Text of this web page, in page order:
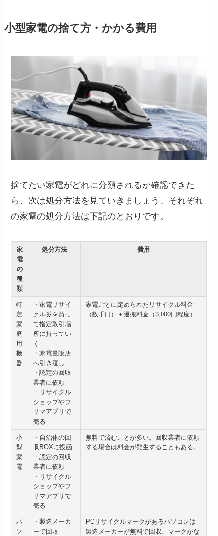
小型家電の捨て方・かかる費用
捨てたい家電がどれに分類されるか確認できた
ら、次は処分方法を見ていきましょう。それぞれ
の家電の処分方法は下記のとおりです。
家
電
の
種
類
処分方法 費用
特
定
家
庭
用
機
器
・家電リサイ
クル券を買っ
て指定取引場
所に持ってい
く
・家電量販店
へ引き渡し
・認定の回収
業者に依頼
・リサイクル
ショップやフ
リマアプリで
売る
家電ごとに定められたリサイクル料金
（数千円）＋運搬料金（3,000円程度）
小
型
家
電
・自治体の回
収BOXに投函
・認定の回収
業者に依頼
・リサイクル
ショップやフ
リマアプリで
売る
無料で済むことが多い。回収業者に依頼
する場合は料金が発生することもある。
パ
ソ
・製造メーカ
ーで回収
PCリサイクルマークがあるパソコンは
製造メーカーが無料で回収。マークがな